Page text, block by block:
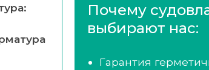
Почему
выбирают нас:
Гарантия